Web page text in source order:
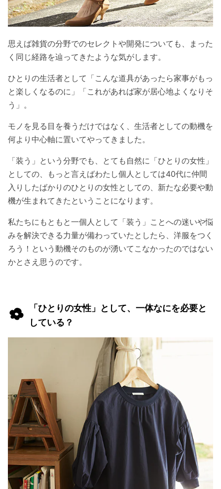
思えば雑貨の分野でのセレクトや開発についても、まった
く同じ経路を辿ってきたような気がします。
ひとりの生活者として「こんな道具があったら家事がもっ
と楽しくなるのに」「これがあれば家が居心地よくなりそ
う」。
モノを見る目を養うだけではなく、生活者としての動機を
何より中心軸に置いてやってきました。
「装う」という分野でも、とても自然に「ひとりの女性」
としての、もっと言えばわたし個人としては40代に仲間
入りしたばかりのひとりの女性としての、新たな必要や動
機が生まれてきたということになります。
私たちにもともと一個人として「装う」ことへの迷いや悩
みを解決できる力量が備わっていたとしたら、洋服をつく
ろう！という動機そのものが湧いてこなかったのではない
かとさえ思うのです。
「ひとりの女性」として、一体なにを必要と
している？